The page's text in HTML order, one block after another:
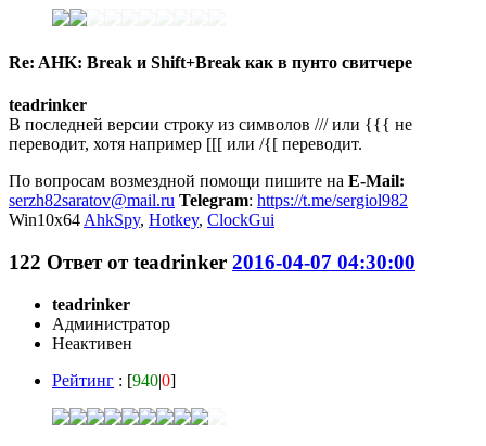
Re: AHK: Break и Shift+Break как в пунто свитчере
teadrinker
В последней версии строку из символов /// или {{{ не
переводит, хотя например [[[ или /{[ переводит.
По вопросам возмездной помощи пишите на E-Mail:
serzh82saratov@mail.ru Telegram: https://t.me/sergiol982
Win10x64 AhkSpy, Hotkey, ClockGui
122 Ответ отteadrinker 2016-04-07 04:30:00
teadrinker
Администратор
Неактивен
Рейтинг : [940|0]